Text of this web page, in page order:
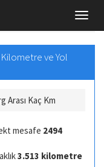
ve Yol
Arası Kaç Km
mesafe 2494
3.513 kilometre